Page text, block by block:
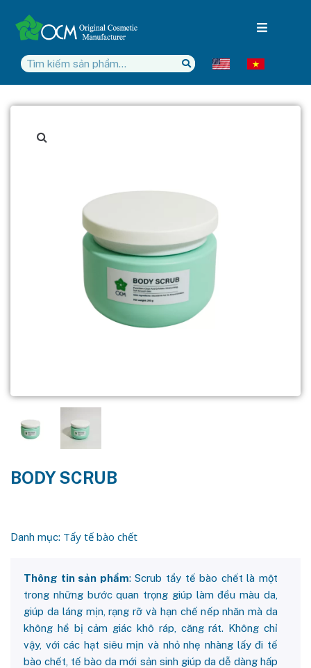
BODY SCRUB
Danh mục: Tẩy tế bào chết
Thông tin sản phẩm: Scrub tẩy tế bào chết là một
trong những bước quan trọng giúp làm đều màu da,
giúp da láng mịn, rạng rỡ và hạn chế nếp nhăn mà da
không hề bị cảm giác khô ráp, căng rát. Không chỉ
vậy, với các hạt siêu mịn và nhỏ nhẹ nhàng lấy đi tế
bào chết, tế bào da mới sản sinh giúp da dễ dàng hấp